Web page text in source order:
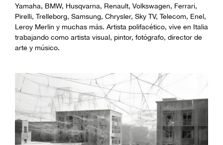
Yamaha, BMW, Husqvarna, Renault, Volkswagen, Ferrari,
Pirelli, Trelleborg, Samsung, Chrysler, Sky TV, Telecom, Enel,
Leroy Merlin y muchas más. Artista polifacético, vive en Italia
trabajando como artista visual, pintor, fotógrafo, director de
arte y músico.